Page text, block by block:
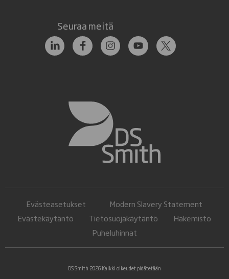
Seuraa meitä
Evästeasetukset
Modern Slavery Statement
Evästekäytäntö
Tietosuojakäytäntö
Hakemisto
Puheluhinnat
DS Smith 2026 Kaikki oikeudet pidätetään